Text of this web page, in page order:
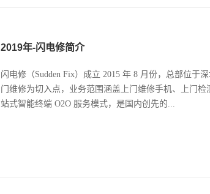
2019年-闪电修简介
闪电修（Sudden Fix）成立 2015 年 8 月份，总部位于
门维修为切入点，业务范围涵盖上门维修手机、上门
站式智能终端 O2O 服务模式，是国内创先的...